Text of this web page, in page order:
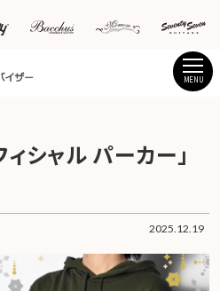
MENU
2025.12.19
シャル パーカー」